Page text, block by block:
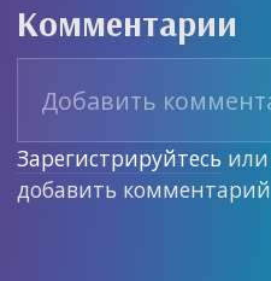
Комментарии
Зарегистрируйтесь или
добавить комментарий